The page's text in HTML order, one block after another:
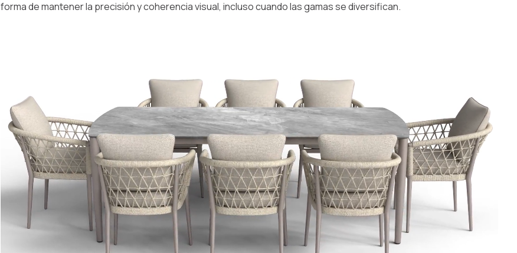
forma de mantener la precisión y coherencia visual, incluso cuando las gamas se diversifican.